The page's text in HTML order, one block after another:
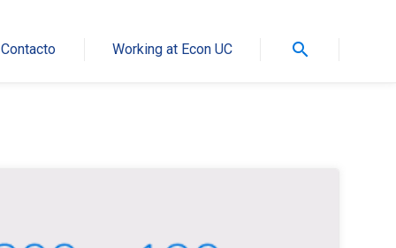
Contacto Working at Econ UC search